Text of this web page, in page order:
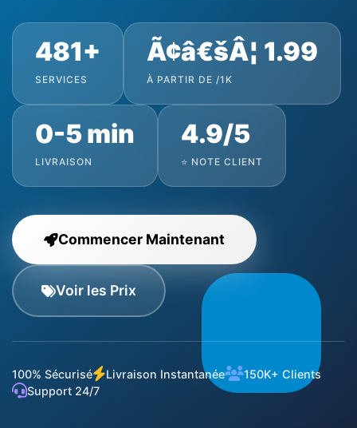
481+
SERVICES
Ã¢â€šÂ¦ 1.99
À PARTIR DE /1K
0-5 min
LIVRAISON
4.9/5
⭐ NOTE CLIENT
Commencer Maintenant
Voir les Prix
100% Sécurisé Livraison Instantanée
150K+ Clients
Support 24/7